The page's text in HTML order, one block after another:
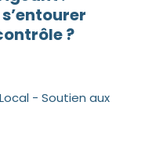
?
- Soutien aux